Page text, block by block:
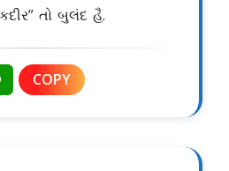
તો બુલંદ હૈ.
COPY